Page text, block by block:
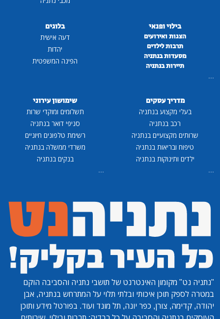
בילוי ופנאי
הצגות ואירועים
תרבות לילדים
מסעדות בנתניה
תיירות בנתניה
...
בלוגים
דעה אישית
יהדות
הפינה המשפטית
מדריך עסקים
בעלי מקצוע בנתניה
רכב בנתניה
שרותים מקצועיים בנתניה
טיפוח ובריאות בנתניה
ילדים ותינוקות בנתניה
...
שימושון עירוני
תשלומים ומוקדי שרות
סניפי דואר בנתניה
רשימת טלפונים חיוניים
משרדי ממשלה בנתניה
בנקים בנתניה
...
"נתניה נט" מקומון האינטרנט של תושבי נתניה והסביבה הוקם
במטרה לספק תוכן איכותי ובלתי תלוי על המתרחש בנתניה, אבן
יהודה, קדימה, צורן, כפר יונה, תל מונד ועוד. בפורטל מידע ותוכן